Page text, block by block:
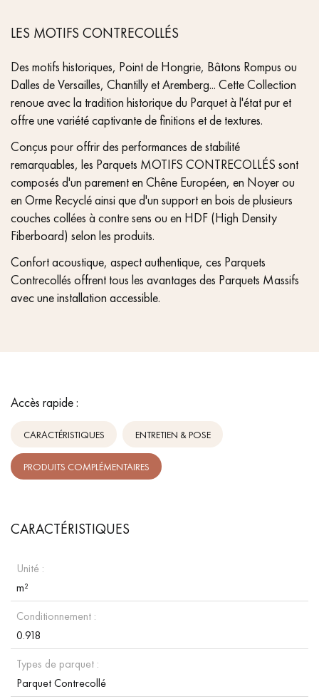
LES MOTIFS CONTRECOLLÉS
Des motifs historiques, Point de Hongrie, Bâtons Rompus ou
Dalles de Versailles, Chantilly et Aremberg... Cette Collection
renoue avec la tradition historique du Parquet à l'état pur et
offre une variété captivante de finitions et de textures.
Conçus pour offrir des performances de stabilité
remarquables, les Parquets MOTIFS CONTRECOLLÉS sont
composés d'un parement en Chêne Européen, en Noyer ou
en Orme Recyclé ainsi que d'un support en bois de plusieurs
couches collées à contre sens ou en HDF (High Density
Fiberboard) selon les produits.
Confort acoustique, aspect authentique, ces Parquets
Contrecollés offrent tous les avantages des Parquets Massifs
avec une installation accessible.
Accès rapide :
CARACTÉRISTIQUES ENTRETIEN & POSE
PRODUITS COMPLÉMENTAIRES
CARACTÉRISTIQUES
Unité :
m²
Conditionnement :
0.918
Types de parquet :
Parquet Contrecollé